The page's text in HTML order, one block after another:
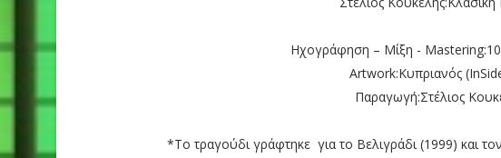
Ηχογράφηση – Μίξη -
Artwork:Κυπριανός
Παραγωγή:Στέλιος
*Το τραγούδι γράφτηκε για το Βελιγράδι (1999) και